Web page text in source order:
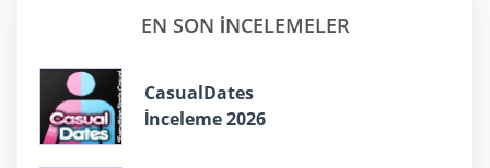
EN SON INCELEMELER
СasualDates
İnceleme 2026